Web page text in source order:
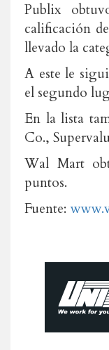
Publix
calificación
llevado la
A este le
el segundo
En la lista
Co.,
Wal Mart
puntos.
Fuente: